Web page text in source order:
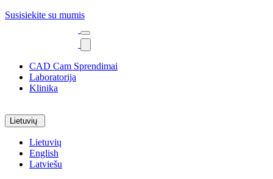
Susisiekite su mumis
CAD Cam Sprendimai
Laboratorija
Klinika
Lietuvių
Lietuvių
English
Latviešu